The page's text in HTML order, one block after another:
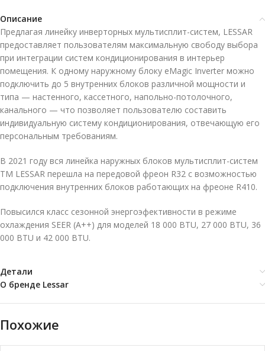
Описание
Предлагая линейку инверторных мультисплит-систем, LESSAR
предоставляет пользователям максимальную свободу выбора
при интеграции систем кондиционирования в интерьер
помещения. К одному наружному блоку eMagic Inverter можно
подключить до 5 внутренних блоков различной мощности и
типа — настенного, кассетного, напольно-потолочного,
канального — что позволяет пользователю составить
индивидуальную систему кондиционирования, отвечающую его
персональным требованиям.
В 2021 году вся линейка наружных блоков мультисплит-систем
TM LESSAR перешла на передовой фреон R32 с возможностью
подключения внутренних блоков работающих на фреоне R410.
Повысился класс сезонной энергоэфективности в режиме
охлаждения SEER (A++) для моделей 18 000 BTU, 27 000 BTU, 36
000 BTU и 42 000 BTU.
Детали
О бренде Lessar
Похожие